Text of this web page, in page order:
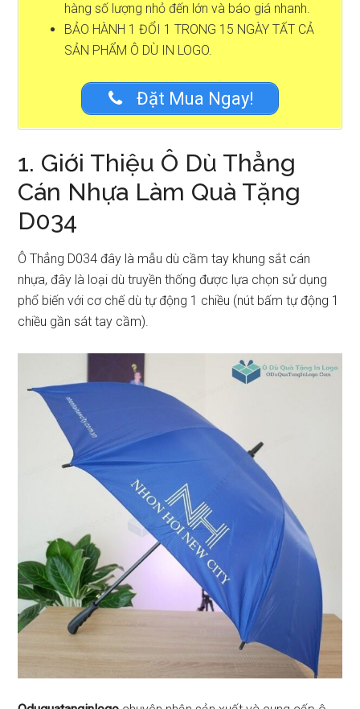
hàng số lượng nhỏ đến lớn và báo giá nhanh.
BẢO HÀNH 1 ĐỔI 1 TRONG 15 NGÀY TẤT CẢ
SẢN PHẨM Ô DÙ IN LOGO.
Đặt Mua Ngay!
1. Giới Thiệu Ô Dù Thẳng
Cán Nhựa Làm Quà Tặng
D034
Ô Thẳng D034 đây là mẫu dù cầm tay khung sắt cán
nhựa, đây là loại dù truyền thống được lựa chọn sử dụng
phổ biến với cơ chế dù tự động 1 chiều (nút bấm tự động 1
chiều gần sát tay cầm).